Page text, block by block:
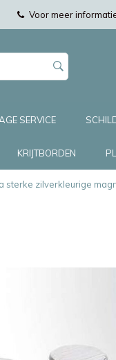
Voor meer
SERVICE
KRIJTBORDEN
sterke zilverkleurige